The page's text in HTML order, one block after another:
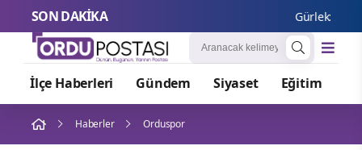
SON DAKİKA Gürlek:
İlçe Haberleri Gündem Siyaset Eğitim
Haberler Orduspor